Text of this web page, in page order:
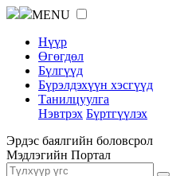
MENU
Нүүр
Өгөгдөл
Бүлгүүд
Бүрэлдэхүүн хэсгүүд
Танилцуулга
Нэвтрэх Бүртгүүлэх
Эрдэс баялгийн боловсрол
Мэдлэгийн Портал